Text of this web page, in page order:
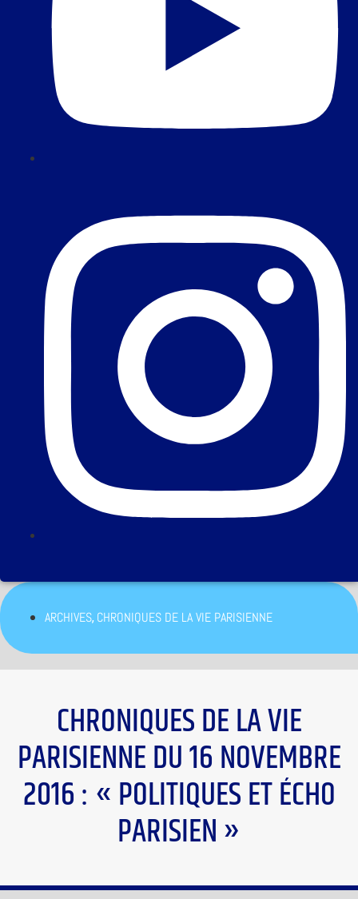
ARCHIVES,CHRONIQUES DE LA VIE PARISIENNE
CHRONIQUES DE LA VIE
PARISIENNE DU 16 NOVEMBRE
2016 : « POLITIQUES ET ÉCHO
PARISIEN »